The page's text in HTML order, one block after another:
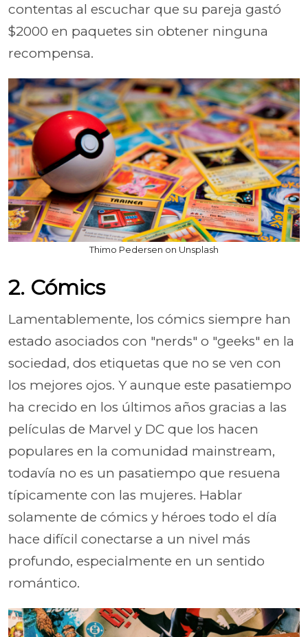
contentas al escuchar que su pareja gastó
$2000 en paquetes sin obtener ninguna
recompensa.
Thimo Pedersen on Unsplash
2. Cómics
Lamentablemente, los cómics siempre han
estado asociados con "nerds" o "geeks" en la
sociedad, dos etiquetas que no se ven con
los mejores ojos. Y aunque este pasatiempo
ha crecido en los últimos años gracias a las
películas de Marvel y DC que los hacen
populares en la comunidad mainstream,
todavía no es un pasatiempo que resuena
típicamente con las mujeres. Hablar
solamente de cómics y héroes todo el día
hace difícil conectarse a un nivel más
profundo, especialmente en un sentido
romántico.